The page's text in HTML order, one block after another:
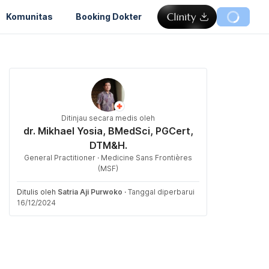
Komunitas Booking Dokter
Ditinjau secara medis oleh
dr. Mikhael Yosia, BMedSci, PGCert,
DTM&H.
General Practitioner · Medicine Sans Frontières
(MSF)
Ditulis oleh Satria Aji Purwoko · Tanggal diperbarui
16/12/2024